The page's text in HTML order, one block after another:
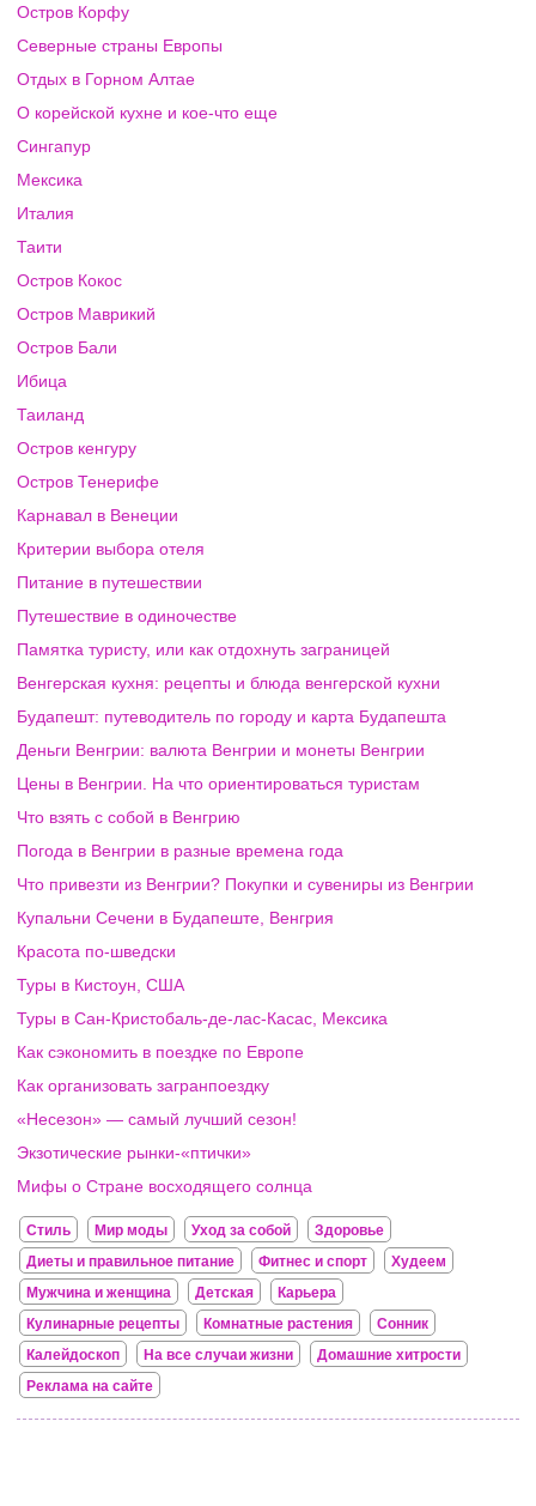
Остров Корфу
Северные страны Европы
Отдых в Горном Алтае
О корейской кухне и кое-что еще
Сингапур
Мексика
Италия
Таити
Остров Кокос
Остров Маврикий
Остров Бали
Ибица
Таиланд
Остров кенгуру
Остров Тенерифе
Карнавал в Венеции
Критерии выбора отеля
Питание в путешествии
Путешествие в одиночестве
Памятка туристу, или как отдохнуть заграницей
Венгерская кухня: рецепты и блюда венгерской кухни
Будапешт: путеводитель по городу и карта Будапешта
Деньги Венгрии: валюта Венгрии и монеты Венгрии
Цены в Венгрии. На что ориентироваться туристам
Что взять с собой в Венгрию
Погода в Венгрии в разные времена года
Что привезти из Венгрии? Покупки и сувениры из Венгрии
Купальни Сечени в Будапеште, Венгрия
Красота по-шведски
Туры в Кистоун, США
Туры в Сан-Кристобаль-де-лас-Касас, Мексика
Как сэкономить в поездке по Европе
Как организовать загранпоездку
«Несезон» — самый лучший сезон!
Экзотические рынки-«птички»
Мифы о Стране восходящего солнца
Стиль Мир моды Уход за собой
Здоровье
Диеты и правильное питание
Фитнес и спорт
Худеем
Мужчина и женщина
Детская
Карьера
Кулинарные рецепты
Комнатные растения
Сонник
Калейдоскоп
На все случаи жизни
Домашние хитрости
Реклама на сайте